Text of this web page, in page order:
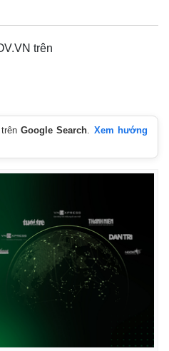
Infographic
trên
trênGoogle Search. Xem hướng